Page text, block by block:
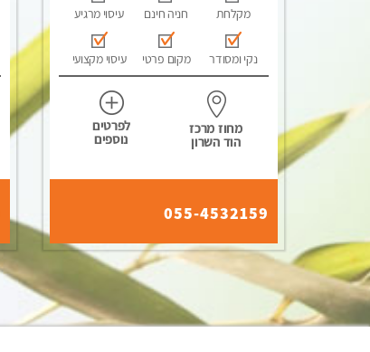
מקלחת חניה חינם עיסוי מרגיע
נקי ומסודר מקום פרטי עיסוי מקצועי
מחוז מרכז
הוד השרון
לפרטים
נוספים
055-4532159